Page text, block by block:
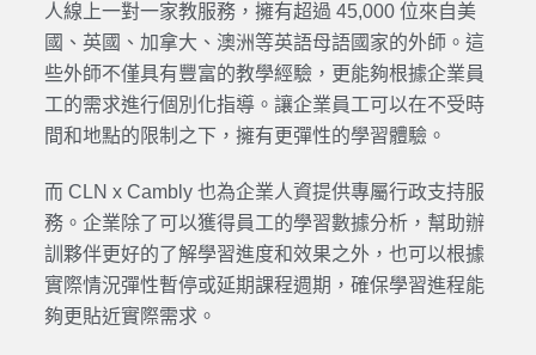
人線上一對一家教服務，擁有超過 45,000 位來自美
國、英國、加拿大、澳洲等英語母語國家的外師。這
些外師不僅具有豐富的教學經驗，更能夠根據企業員
工的需求進行個別化指導。讓企業員工可以在不受時
間和地點的限制之下，擁有更彈性的學習體驗。
而 CLN x Cambly 也為企業人資提供專屬行政支持服
務。企業除了可以獲得員工的學習數據分析，幫助辦
訓夥伴更好的了解學習進度和效果之外，也可以根據
實際情況彈性暫停或延期課程週期，確保學習進程能
夠更貼近實際需求。